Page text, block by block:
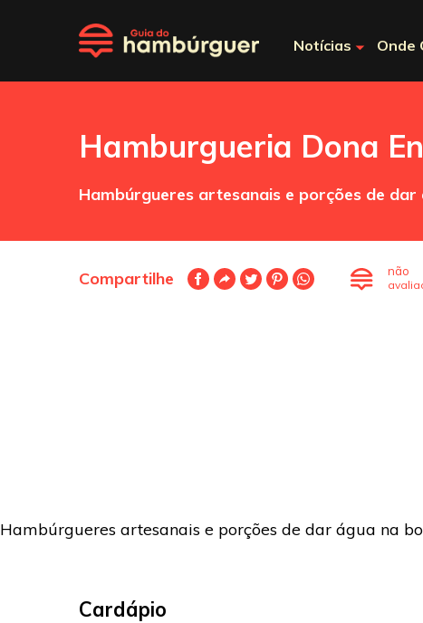
Notícias Onde
Hamburgueria Dona
Hambúrgueres artesanais e porções de
Compartilhe não
Hambúrgueres artesanais e porções de dar água na
Cardápio